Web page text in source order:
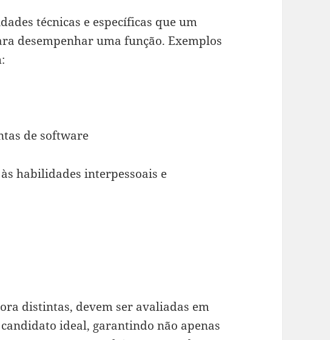
técnicas e específicas que um
desempenhar uma função. Exemplos
de software
habilidades interpessoais e
distintas, devem ser avaliadas em
ideal, garantindo não apenas